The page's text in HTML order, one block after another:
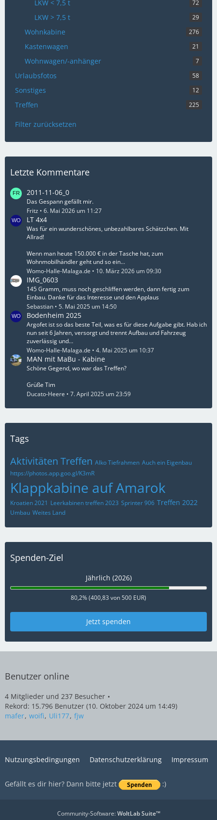
LKW < 7,5 t 72
LKW > 7,5 t 29
Wohnkabine 276
Kastenwagen 21
Wohnwagen/-anhänger 7
Urlaubsfotos 58
Sonstiges 12
Treffen 225
Filter zurücksetzen
Letzte Kommentare
2011-11-06_0
Das Gespann gefällt mir.
Fritz
6. Mai 2026 um 11:27
LT 4x4
Was für ein wunderschönes, unbezahlbares Schätzchen. Mit
Allrad!
Wenn man heute 150.000 € in der Tasche hat, zum
Wohnmobilhändler geht und so ein…
Womo-Halle-Malaga.de
10. März 2026 um 09:30
IMG_0603
145 Gramm, muss noch geschliffen werden, dann fertig zum
Einbau. Danke für das Interesse und den Applaus
Sebastian
5. Mai 2025 um 14:50
Bodenheim 2025
Argofet ist so das beste Teil, was es für diese Aufgabe gibt. Hab ich
nun seit 6 Jahren, versorgt und trennt Aufbau und Fahrzeug
zuverlässig und…
Womo-Halle-Malaga.de
4. Mai 2025 um 10:37
MAN mit MaBu - Kabine
Schöne Gegend, wo war das Treffen?
Grüße Tim
Ducato-Heere
7. April 2025 um 23:59
Tags
Aktivitäten Treffen Alko Tiefrahmen Auch ein Eigenbau
https://photos.app.goo.gl/K3mR
Klappkabine auf Amarok
Kroatien 2021 Leerkabinen treffen 2023 Sprinter 906 Treffen 2022
Umbau Weites Land
Spenden-Ziel
Jährlich (2026)
80,2% (400,83 von 500 EUR)
Jetzt spenden
Benutzer online
4 Mitglieder und 237 Besucher
Rekord: 15.796 Benutzer (10. Oktober 2024 um 14:49)
mafer woifi Uli177 fjw
Nutzungsbedingungen Datenschutzerklärung Impressum
Gefällt es dir hier? Dann bitte jetzt :)
Community-Software:WoltLab Suite™